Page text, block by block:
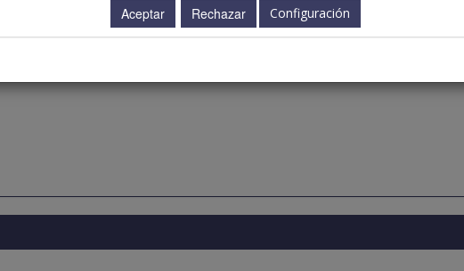
Configuración
Sr. D. José Espejo Guerrero
Farmacéutico Comunitario. Adra. Almería.